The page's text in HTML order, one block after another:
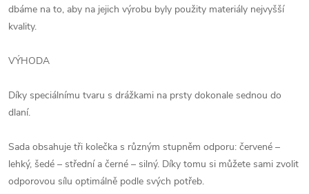
dbáme na to, aby na jejich výrobu byly použity materiály nejvyšší
kvality.
VÝHODA
Díky speciálnímu tvaru s drážkami na prsty dokonale sednou do
dlaní.
Sada obsahuje tři kolečka s různým stupněm odporu: červené –
lehký, šedé – střední a černé – silný. Díky tomu si můžete sami zvolit
odporovou sílu optimálně podle svých potřeb.